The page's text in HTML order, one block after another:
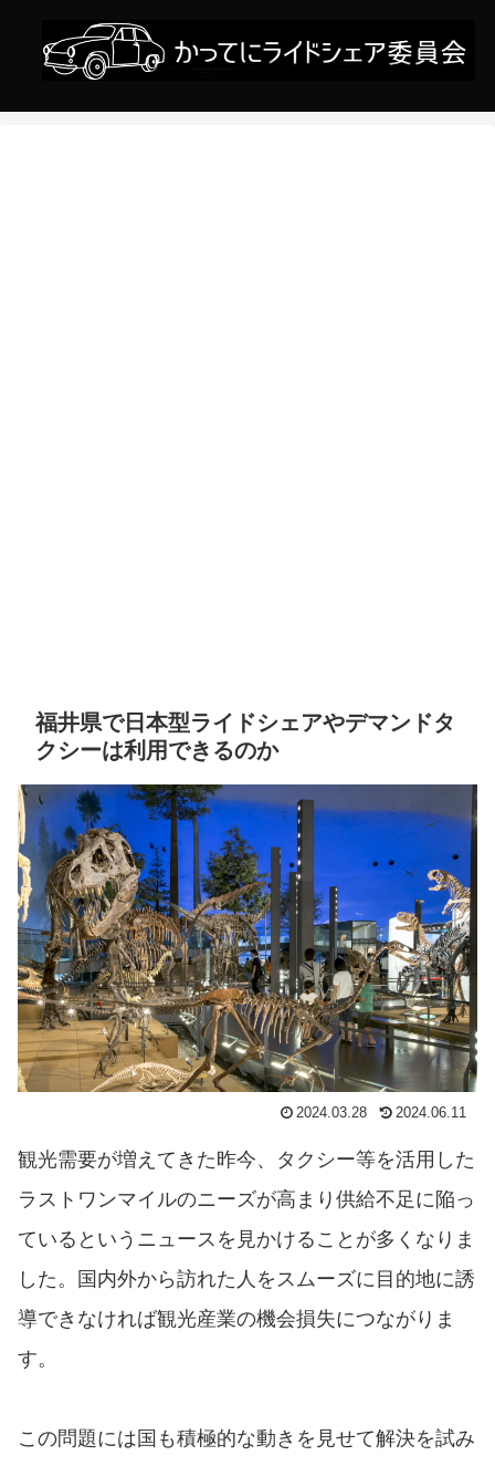
福井県で日本型ライドシェアやデマンドタ
クシーは利用できるのか
2024.03.28 2024.06.11
観光需要が増えてきた昨今、タクシー等を活用した
ラストワンマイルのニーズが高まり供給不足に陥っ
ているというニュースを見かけることが多くなりま
した。国内外から訪れた人をスムーズに目的地に誘
導できなければ観光産業の機会損失につながりま
す。
この問題には国も積極的な動きを見せて解決を試み